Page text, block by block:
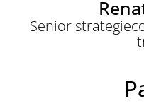
Senior